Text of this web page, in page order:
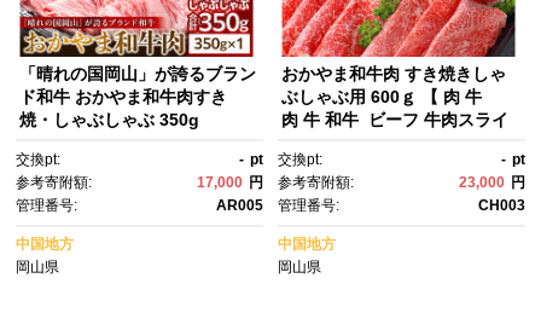
「晴れの国岡山」が誇るブラン
ド和牛 おかやま和牛肉すき
焼・しゃぶしゃぶ 350g
交換pt: - pt
参考寄附額:
17,000 円
管理番号:
AR005
中国地方
岡山県
おかやま和牛肉 すき焼きしゃ
ぶしゃぶ用 600ｇ 【 肉 牛
肉 牛 和牛 ビーフ 牛肉スライ
県 】
交換pt: - pt
参考寄附額:
23,000 円
管理番号:
CH003
中国地方
岡山県